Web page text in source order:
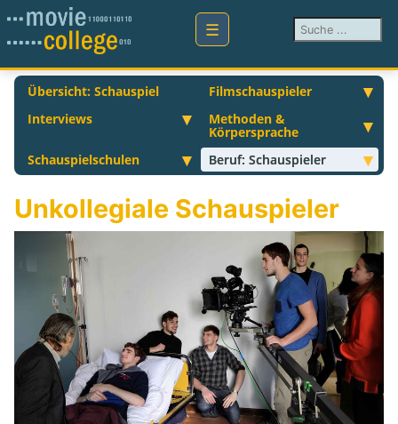
Suchen ...
Übersicht: Schauspiel
Filmschauspieler
Interviews
Methoden &
Körpersprache
Schauspielschulen
Beruf: Schauspieler
Unkollegiale Schauspieler